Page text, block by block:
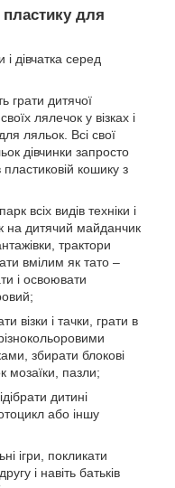
пластику для
дівчатка серед
грати дитячої
лялечок у візках і
ляльок. Всі свої
дівчинки запросто
кошику з
всіх видів техніки і
на дитячий майданчик
трактори
вмілим як тато –
і освоювати
візки і тачки, грати в
збирати блокові
мозаїки, пазли;
дитині
або іншу
ігри, покликати
і навіть батьків